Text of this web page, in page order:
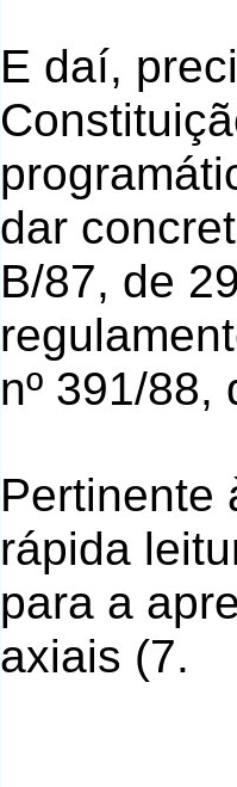
E daí,
dar
B/87, de
nº 391/88,
Pertinente
rápida
para a
axiais (7.